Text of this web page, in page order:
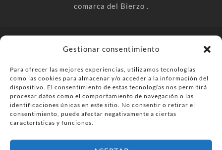
Gestionar consentimiento
Para ofrecer las mejores experiencias, utilizamos tecnologías
como las cookies para almacenar y/o acceder a la información del
dispositivo. El consentimiento de estas tecnologías nos permitirá
procesar datos como el comportamiento de navegación o las
identificaciones únicas en este sitio. No consentir o retirar el
consentimiento, puede afectar negativamente a ciertas
características y funciones.
comarca del Bierzo .
comarca del Bierzo
Anúnciate
Más información sobre las cookies
Envía tu negocio
Contacta Política de privacidad